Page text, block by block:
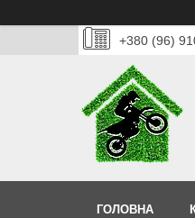
+380 (96)
ГОЛОВНА